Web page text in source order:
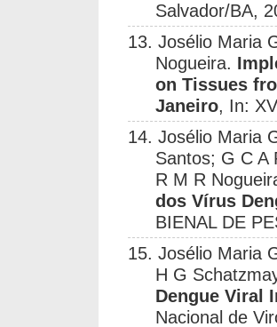
Salvador/BA,
13. Josélio Maria
Nogueira.
on Tissues
Janeiro, In:
14. Josélio Maria
Santos; G C A
R M R
dos Vírus
BIENAL DE
15. Josélio Maria
H G
Dengue Viral
Nacional de